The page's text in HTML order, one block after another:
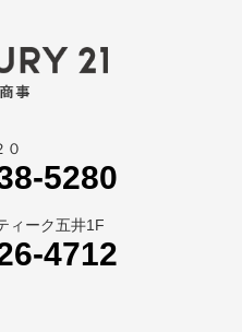
０
5280
ィーク五井1F
4712